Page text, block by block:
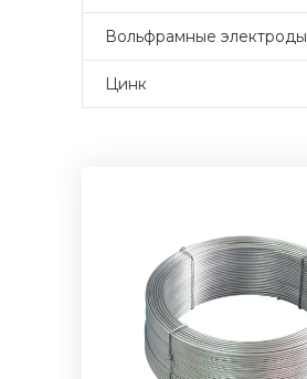
Вольфрамные электроды
Цинк